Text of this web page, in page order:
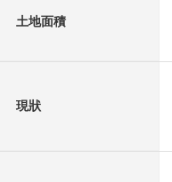
土地面積
現狀